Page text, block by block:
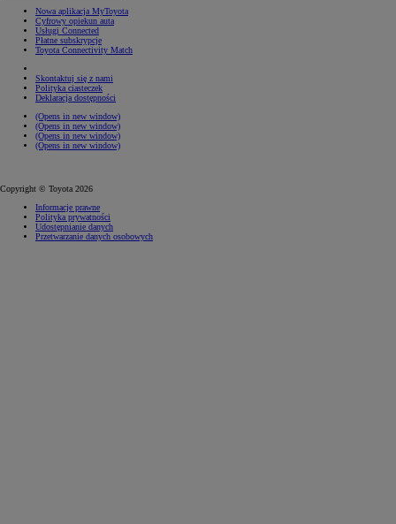
Nowa aplikacja MyToyota
Cyfrowy opiekun auta
Usługi Connected
Płatne subskrypcje
Toyota Connectivity Match
Skontaktuj się z nami
Polityka ciasteczek
Deklaracja dostępności
(Opens in new window)
(Opens in new window)
(Opens in new window)
(Opens in new window)
Copyright © Toyota 2026
Informacje prawne
Polityka prywatności
Udostępnianie danych
Przetwarzanie danych osobowych